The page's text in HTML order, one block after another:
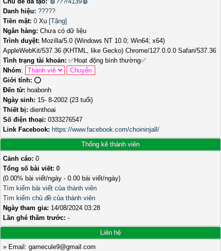
Danh hiệu: ?????
Tiền mặt: 0 Xu [Tặng]
Ngân hàng: Chưa có dữ liệu
Trình duyệt: Mozilla/5.0 (Windows NT 10.0; Win64; x64)
AppleWebKit/537.36 (KHTML, like Gecko) Chrome/127.0.0.0 Safari/537.36
Tình trạng tài khoản: ✅Hoạt động bình thường✅
Nhóm:
Giới tính: ⭕️
Đến từ: hoabonh
Ngày sinh: 15- 8-2002 (23 tuổi)
Thiết bị: dienthoai
Số điện thoại: 0333276547
Link Facebook: https://www.facebook.com/choininjall/
Thống kê thành viên
Cảnh cáo: 0
Tổng số bài viết: 0
(0.00% bài viết/ngày - 0.00 bài viết/ngày)
Tìm kiếm bài viết của thành viên
Tìm kiếm chủ đề của thành viên
Ngày tham gia: 14/08/2024 03:28
Lần ghé thăm trước: -
Liên hệ
» Email: gamecule9@gmail.com